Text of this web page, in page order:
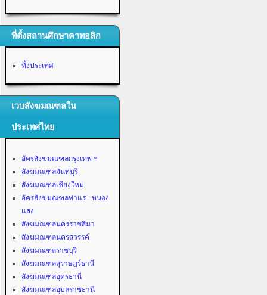
ที่ตั้งสถานศึกษาคาทอลิก
ทั้งประเทศ
เวบสังฆมณฑลใน
ประเทศไทย
อัครสังฆมณฑลกรุงเทพ ฯ
สังฆมณฑลจันทบุรี
สังฆมณฑลเชียงใหม่
อัครสังฆมณฑลท่าแร่ - หนอง
แสง
สังฆมณฑลนครราชสีมา
สังฆมณฑลนครสวรรค์
สังฆมณฑลราชบุรี
สังฆมณฑลสุราษฎร์ธานี
สังฆมณฑลอุดรธานี
สังฆมณฑลอุบลราชธานี